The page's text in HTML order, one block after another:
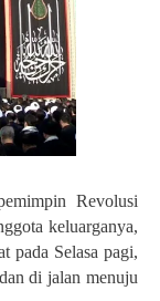
Revolusi
keluarganya,
pada Selasa pagi,
di jalan menuju